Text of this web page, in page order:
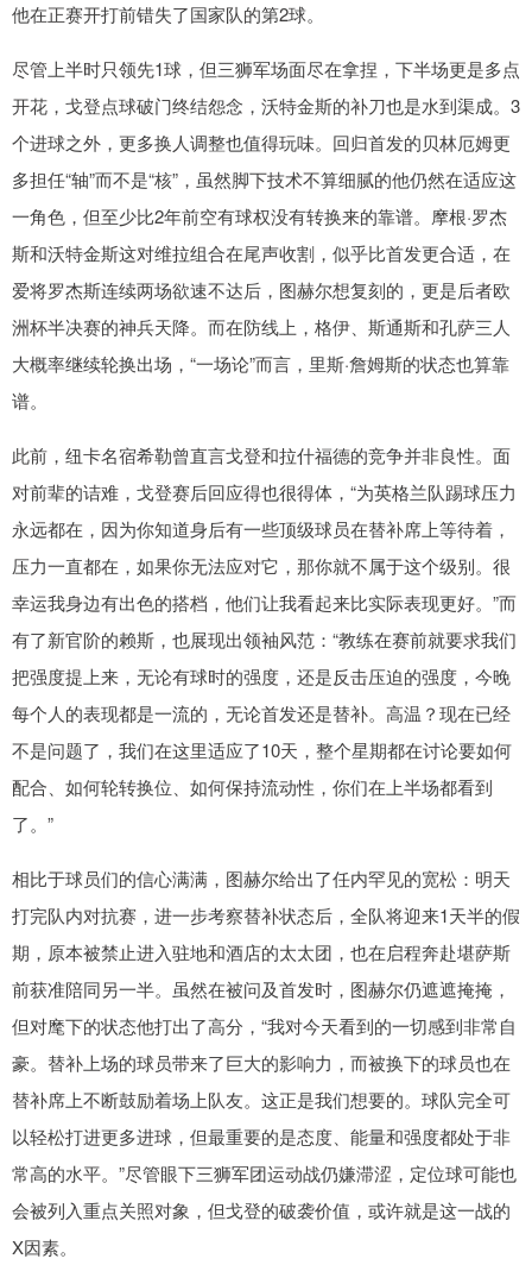
他在正赛开打前错失了国家队的第2球。
尽管上半时只领先1球，但三狮军场面尽在拿捏，下半场更是多点
开花，戈登点球破门终结怨念，沃特金斯的补刀也是水到渠成。3
个进球之外，更多换人调整也值得玩味。回归首发的贝林厄姆更
多担任“轴”而不是“核”，虽然脚下技术不算细腻的他仍然在适应这
一角色，但至少比2年前空有球权没有转换来的靠谱。摩根·罗杰
斯和沃特金斯这对维拉组合在尾声收割，似乎比首发更合适，在
爱将罗杰斯连续两场欲速不达后，图赫尔想复刻的，更是后者欧
洲杯半决赛的神兵天降。而在防线上，格伊、斯通斯和孔萨三人
大概率继续轮换出场，“一场论”而言，里斯·詹姆斯的状态也算靠
谱。
此前，纽卡名宿希勒曾直言戈登和拉什福德的竞争并非良性。面
对前辈的诘难，戈登赛后回应得也很得体，“为英格兰队踢球压力
永远都在，因为你知道身后有一些顶级球员在替补席上等待着，
压力一直都在，如果你无法应对它，那你就不属于这个级别。很
幸运我身边有出色的搭档，他们让我看起来比实际表现更好。”而
有了新官阶的赖斯，也展现出领袖风范：“教练在赛前就要求我们
把强度提上来，无论有球时的强度，还是反击压迫的强度，今晚
每个人的表现都是一流的，无论首发还是替补。高温？现在已经
不是问题了，我们在这里适应了10天，整个星期都在讨论要如何
配合、如何轮转换位、如何保持流动性，你们在上半场都看到
了。”
相比于球员们的信心满满，图赫尔给出了任内罕见的宽松：明天
打完队内对抗赛，进一步考察替补状态后，全队将迎来1天半的假
期，原本被禁止进入驻地和酒店的太太团，也在启程奔赴堪萨斯
前获准陪同另一半。虽然在被问及首发时，图赫尔仍遮遮掩掩，
但对麾下的状态他打出了高分，“我对今天看到的一切感到非常自
豪。替补上场的球员带来了巨大的影响力，而被换下的球员也在
替补席上不断鼓励着场上队友。这正是我们想要的。球队完全可
以轻松打进更多进球，但最重要的是态度、能量和强度都处于非
常高的水平。”尽管眼下三狮军团运动战仍嫌滞涩，定位球可能也
会被列入重点关照对象，但戈登的破袭价值，或许就是这一战的
X因素。